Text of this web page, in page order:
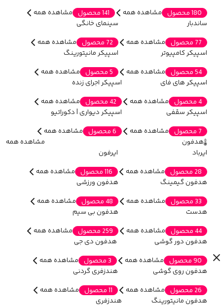
180 محصول
مشاهده همه
141 محصول
مشاهده همه
ساندبار
77 محصول
مشاهده همه
سینمای خانگی
72 محصول
مشاهده همه
اسپیکر کامپیوتر
54 محصول
مشاهده همه
اسپیکر مانیتورینگ
5 محصول
مشاهده همه
اسپیکر های فای
4 محصول
مشاهده همه
اسپیکر اجرای زنده
42 محصول
مشاهده همه
اسپیکر سقفی
7 محصول
مشاهده همه
اسپیکر دیواری | دکوراتیو
6 محصول
مشاهده همه
هدفون
مشاهده همه
ایرباد
28 محصول
مشاهده همه
ایرفون
116 محصول
مشاهده همه
هدفون گیمینگ
33 محصول
مشاهده همه
هدفون ورزشی
48 محصول
مشاهده همه
هدست
44 محصول
مشاهده همه
هدفون بی سیم
259 محصول
مشاهده همه
هدفون دور گوشی
90 محصول
مشاهده همه
هدفون دی جی
3 محصول
مشاهده همه
هدفون روی گوشی
26 محصول
مشاهده همه
هندزفری گردنی
11 محصول
مشاهده همه
هدفون مانیتورینگ
هندزفری